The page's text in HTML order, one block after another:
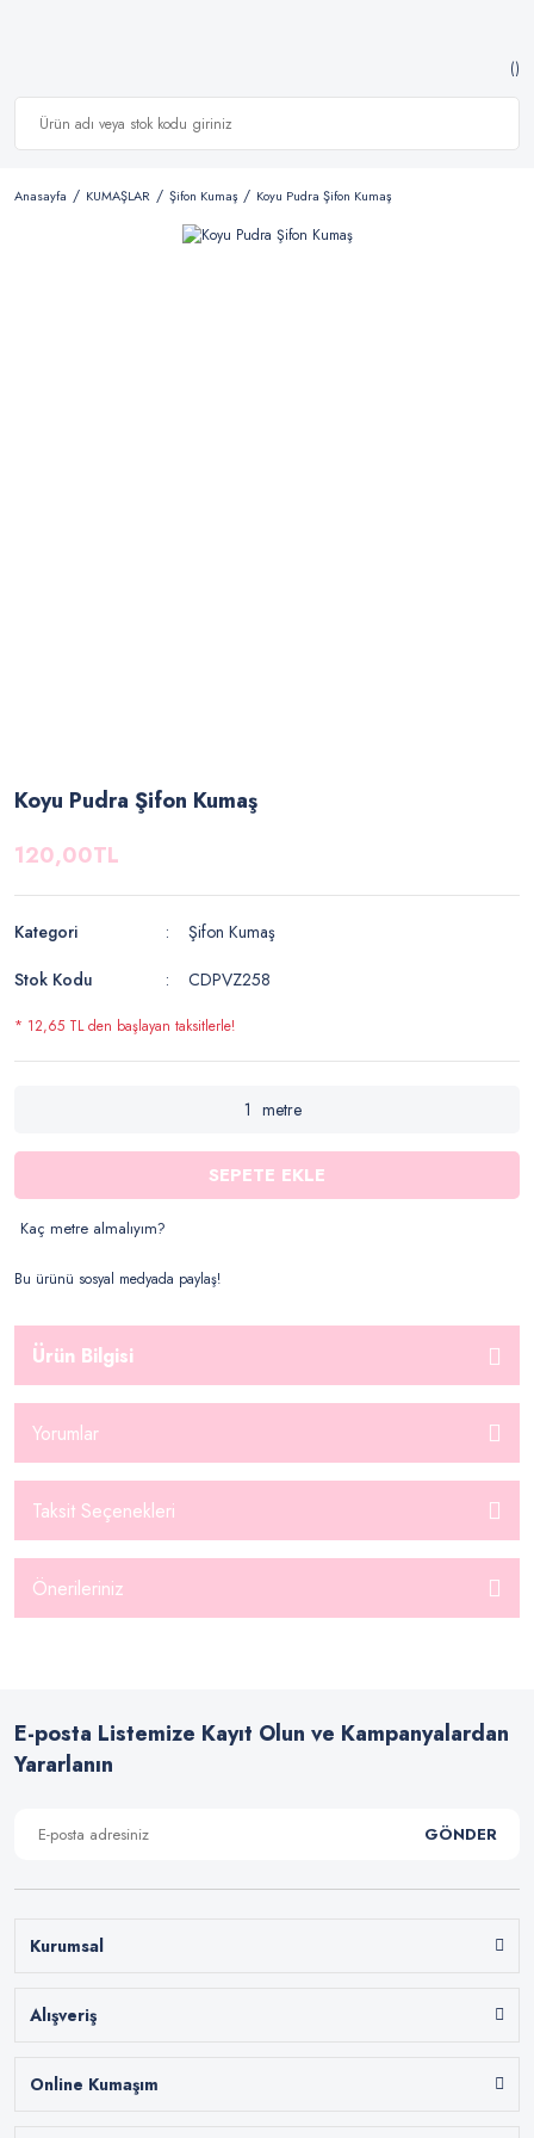
Anasayfa KUMAŞLAR Şifon Kumaş Koyu Pudra Şifon Kumaş
Koyu Pudra Şifon Kumaş
120,00TL
Kategori
Şifon Kumaş
Stok Kodu
CDPVZ258
* 12,65 TL den başlayan taksitlerle!
metre
SEPETE EKLE
Kaç metre almalıyım?
Bu ürünü sosyal medyada paylaş!
Ürün Bilgisi
Yorumlar
Taksit Seçenekleri
Önerileriniz
E-posta Listemize Kayıt Olun ve Kampanyalardan
Yararlanın
GÖNDER
Kurumsal
Alışveriş
Online Kumaşım